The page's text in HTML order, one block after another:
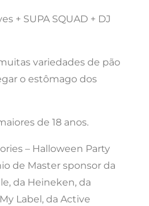
+ SUPA SQUAD + DJ
variedades de pão
o estômago dos
de 18 anos.
– Halloween Party
de Master sponsor da
da Heineken, da
Label, da Active